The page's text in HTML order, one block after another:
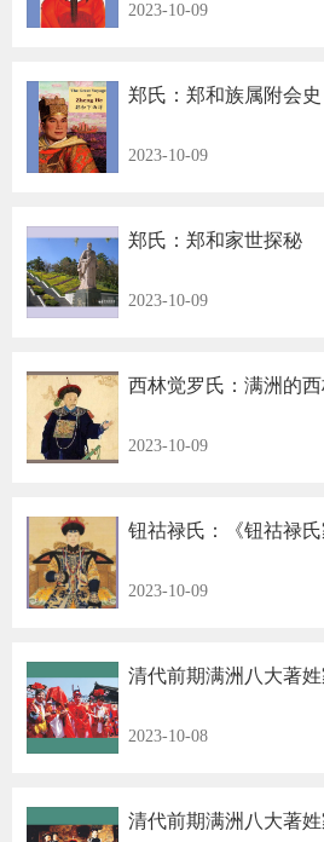
2023-10-09
郑氏：郑和族属附会史
2023-10-09
郑氏：郑和家世探秘
2023-10-09
西林觉罗氏：满洲的
2023-10-09
钮祜禄氏：《钮祜禄
2023-10-09
清代前期满洲八大著姓
2023-10-08
清代前期满洲八大著姓